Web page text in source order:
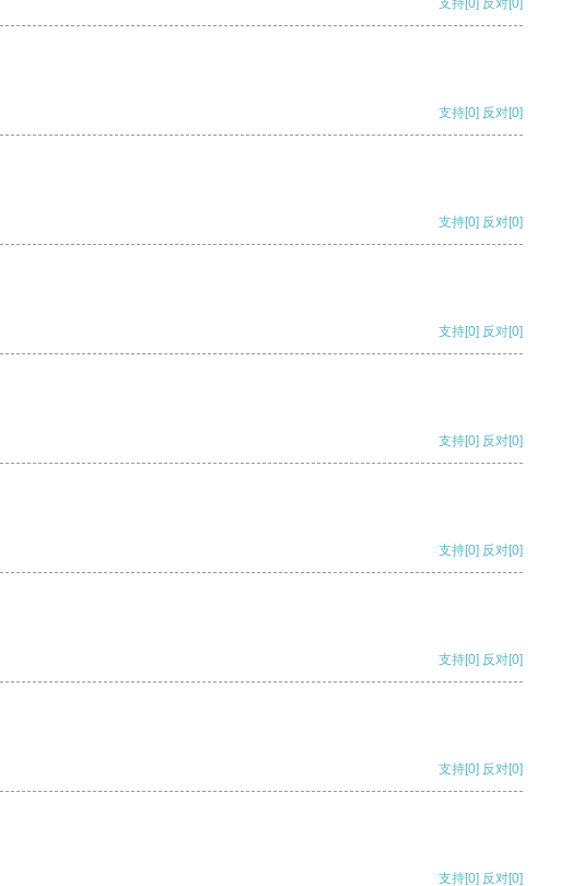
支持 [0] 反对 [0]
支持[0] 反对[0]
支持[0] 反对[0]
支持[0] 反对[0]
支持[0] 反对[0]
支持[0] 反对[0]
支持[0] 反对[0]
支持[0] 反对[0]
支持[0] 反对[0]